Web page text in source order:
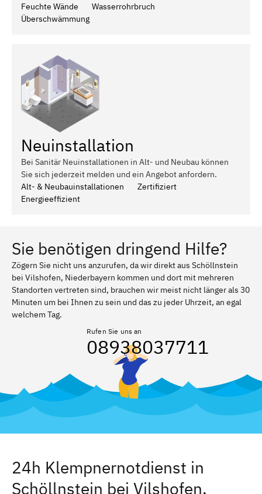
Feuchte Wände
Wasserrohrbruch
Überschwämmung
Neuinstallation
Bei Sanitär Neuinstallationen in Alt- und Neubau können
Sie sich jederzeit melden und ein Angebot anfordern.
Alt- & Neubauinstallationen
Zertifiziert
Energieeffizient
Sie benötigen dringend Hilfe?
Zögern Sie nicht uns anzurufen, da wir direkt aus Schöllnstein
bei Vilshofen, Niederbayern kommen und dort mit mehreren
Standorten vertreten sind, brauchen wir meist nicht länger als 30
Minuten um bei Ihnen zu sein und das zu jeder Uhrzeit, an egal
welchem Tag.
Rufen Sie uns an
08938037711
24h Klempnernotdienst in
Schöllnstein bei Vilshofen,